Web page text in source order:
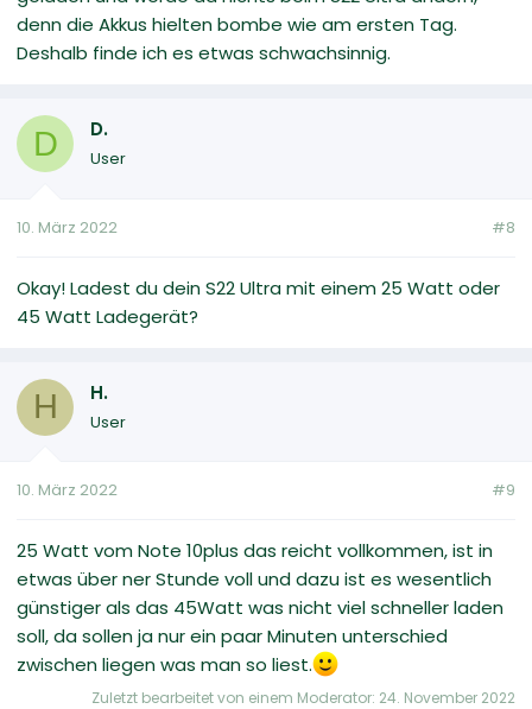
denn die Akkus hielten bombe wie am ersten Tag.
Deshalb finde ich es etwas schwachsinnig.
D D.
User
10. März 2022 #8
Okay! Ladest du dein S22 Ultra mit einem 25 Watt oder
45 Watt Ladegerät?
H H.
User
10. März 2022 #9
25 Watt vom Note 10plus das reicht vollkommen, ist in
etwas über ner Stunde voll und dazu ist es wesentlich
günstiger als das 45Watt was nicht viel schneller laden
soll, da sollen ja nur ein paar Minuten unterschied
zwischen liegen was man so liest.
Zuletzt bearbeitet von einem Moderator: 24. November 2022